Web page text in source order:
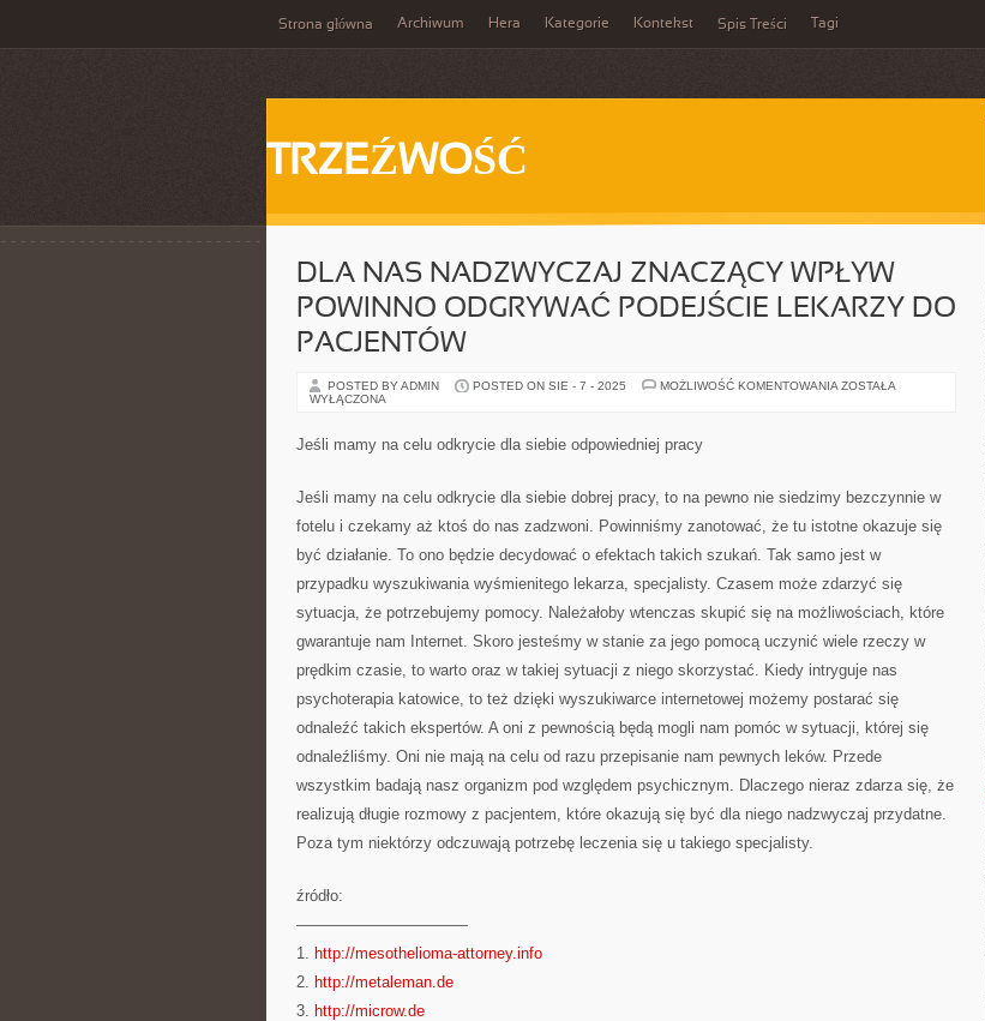
Strona główna Archiwum Hera Kategorie Kontekst Spis Treści Tagi
TRZEŹWOŚĆ
DLA NAS NADZWYCZAJ ZNACZĄCY WPŁYW
POWINNO ODGRYWAĆ PODEJŚCIE LEKARZY DO
PACJENTÓW
POSTED BY ADMIN POSTED ON SIE - 7 - 2025 MOŻLIWOŚĆ KOMENTOWANIA DLA
LEKARZY
DO
ZOSTAŁA
WYŁĄCZONA
Jeśli mamy na celu odkrycie dla siebie odpowiedniej pracy
Jeśli mamy na celu odkrycie dla siebie dobrej pracy, to na pewno nie siedzimy bezczynnie w
fotelu i czekamy aż ktoś do nas zadzwoni. Powinniśmy zanotować, że tu istotne okazuje się
być działanie. To ono będzie decydować o efektach takich szukań. Tak samo jest w
przypadku wyszukiwania wyśmienitego lekarza, specjalisty. Czasem może zdarzyć się
sytuacja, że potrzebujemy pomocy. Należałoby wtenczas skupić się na możliwościach, które
gwarantuje nam Internet. Skoro jesteśmy w stanie za jego pomocą uczynić wiele rzeczy w
prędkim czasie, to warto oraz w takiej sytuacji z niego skorzystać. Kiedy intryguje nas
psychoterapia katowice, to też dzięki wyszukiwarce internetowej możemy postarać się
odnaleźć takich ekspertów. A oni z pewnością będą mogli nam pomóc w sytuacji, której się
odnaleźliśmy. Oni nie mają na celu od razu przepisanie nam pewnych leków. Przede
wszystkim badają nasz organizm pod względem psychicznym. Dlaczego nieraz zdarza się, że
realizują długie rozmowy z pacjentem, które okazują się być dla niego nadzwyczaj przydatne.
Poza tym niektórzy odczuwają potrzebę leczenia się u takiego specjalisty.
źródło:
———————————
1. http://mesothelioma-attorney.info
2. http://metaleman.de
3. http://microw.de